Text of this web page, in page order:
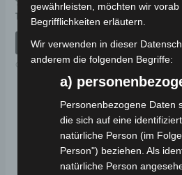
Bewertet
mit
0
139,00 € *
IN DEN WARENKORB
CARGO VOLT
0
gewährleisten, möchten wir
Begrifflichkeiten erläutern.
Wir verwenden in dieser
anderem die folgenden Begriffe:
a)
Personenbezogene Daten
die sich auf eine
natürliche Person (im
Person") beziehen. Als
natürliche Person